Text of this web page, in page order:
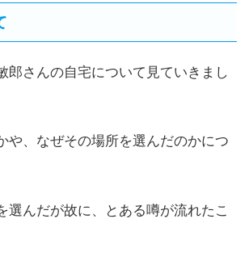
郎さんの自宅について見ていきまし
や、なぜその場所を選んだのかにつ
選んだが故に、とある噂が流れたこ